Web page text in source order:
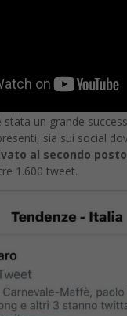
stata un grande
sia sui social
al secondo
1.600 tweet.